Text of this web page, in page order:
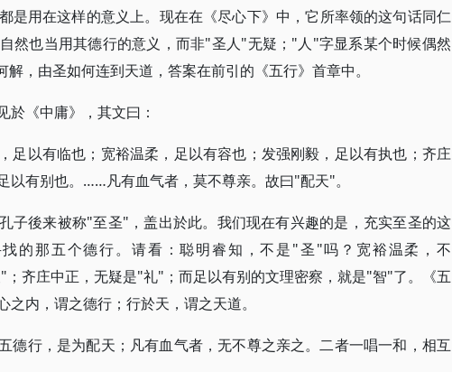
是用在这样的意义上。现在在《尽心下》中，它所率领的这句话同仁
然也当用其德行的意义，而非"圣人"无疑；"人"字显系某个时候偶然
，由圣如何连到天道，答案在前引的《五行》首章中。
於《中庸》，其文曰：
足以有临也；宽裕温柔，足以有容也；发强刚毅，足以有执也；齐庄
以有别也。……凡有血气者，莫不尊亲。故曰"配天"。
子後来被称"至圣"，盖出於此。我们现在有兴趣的是，充实至圣的这
的那五个德行。请看：聪明睿知，不是"圣"吗？宽裕温柔，不
齐庄中正，无疑是"礼"；而足以有别的文理密察，就是"智"了。《五
内，谓之德行；行於天，谓之天道。
德行，是为配天；凡有血气者，无不尊之亲之。二者一唱一和，相互